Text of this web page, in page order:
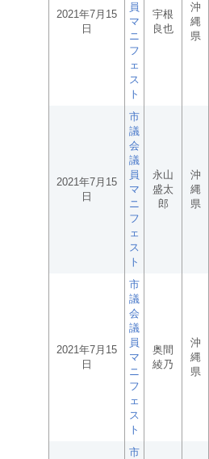
2021年7月15
日
員
マ
ニ
フ
ェ
ス
ト
宇根
良也
沖
縄
県
2021年7月15
日
市
議
会
議
員
マ
ニ
フ
ェ
ス
ト
永山
盛太
郎
沖
縄
県
2021年7月15
日
市
議
会
議
員
マ
ニ
フ
ェ
ス
ト
奥間
綾乃
沖
縄
県
市